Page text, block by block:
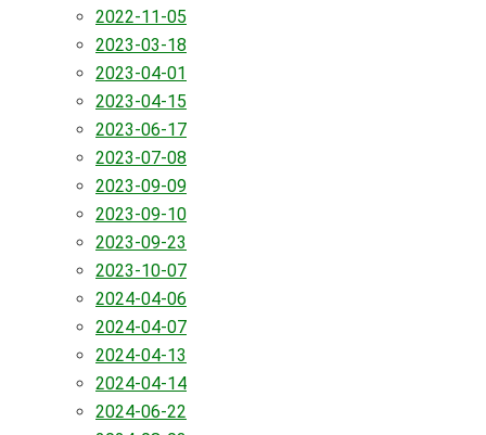
2022-11-05
2023-03-18
2023-04-01
2023-04-15
2023-06-17
2023-07-08
2023-09-09
2023-09-10
2023-09-23
2023-10-07
2024-04-06
2024-04-07
2024-04-13
2024-04-14
2024-06-22